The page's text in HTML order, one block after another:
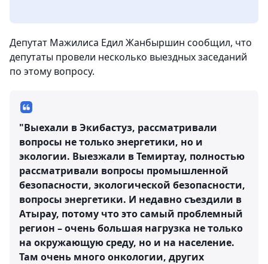
Депутат Мажилиса Едил Жанбыршин сообщил, что
депутаты провели несколько выездных заседаний
по этому вопросу.
"Выехали в Экибастуз, рассматривали
вопросы не только энергетики, но и
экологии. Выезжали в Темиртау, полностью
рассматривали вопросы промышленной
безопасности, экологической безопасности,
вопросы энергетики. И недавно съездили в
Атырау, потому что это самый проблемный
регион – очень большая нагрузка не только
на окружающую среду, но и на население.
Там очень много онкологии, других